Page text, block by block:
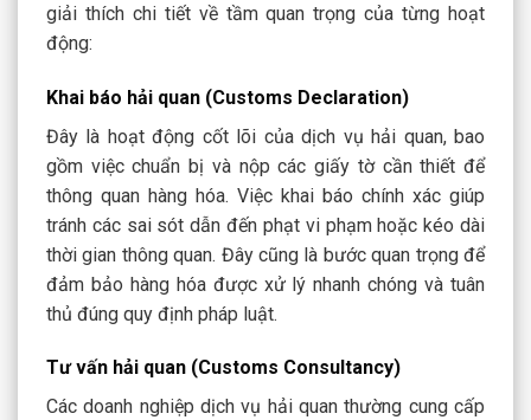
giải thích chi tiết về tầm quan trọng của từng hoạt
động:
Khai báo hải quan (Customs Declaration)
Đây là hoạt động cốt lõi của dịch vụ hải quan, bao
gồm việc chuẩn bị và nộp các giấy tờ cần thiết để
thông quan hàng hóa. Việc khai báo chính xác giúp
tránh các sai sót dẫn đến phạt vi phạm hoặc kéo dài
thời gian thông quan. Đây cũng là bước quan trọng để
đảm bảo hàng hóa được xử lý nhanh chóng và tuân
thủ đúng quy định pháp luật.
Tư vấn hải quan (Customs Consultancy)
Các doanh nghiệp dịch vụ hải quan thường cung cấp